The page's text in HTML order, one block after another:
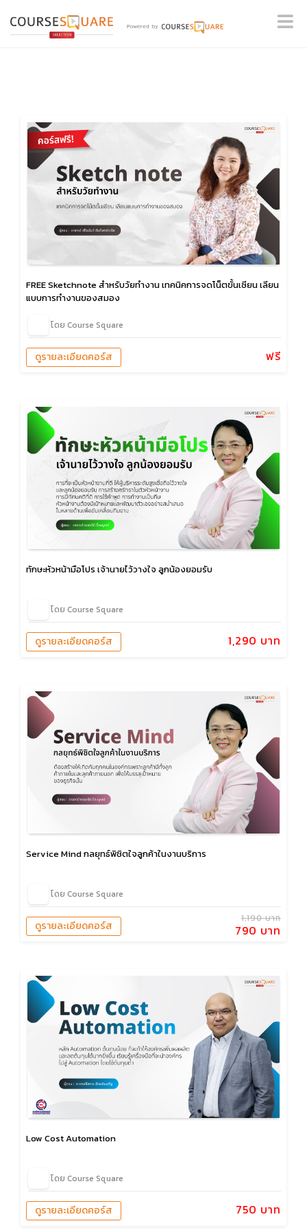
FREE Sketchnote สำหรับวัยทำงาน เทคนิคการจดโน็ตขั้นเซียน เลียน
แบบการทำงานของสมอง
โดย Course Square
ฟรี
ดูรายละเอียดคอร์ส
ทักษะหัวหน้ามือโปร เจ้านายไว้วางใจ ลูกน้องยอมรับ
โดย Course Square
1,290 บาท
ดูรายละเอียดคอร์ส
Service Mind กลยุทธ์พิชิตใจลูกค้าในงานบริการ
โดย Course Square
1,190 บาท
790 บาท
ดูรายละเอียดคอร์ส
Low Cost Automation
โดย Course Square
750 บาท
ดูรายละเอียดคอร์ส